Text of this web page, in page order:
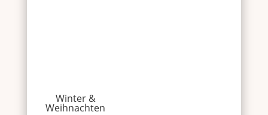
Winter &
Weihnachten